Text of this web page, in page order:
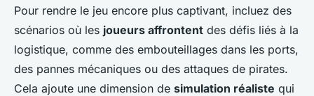
Pour rendre le jeu encore plus captivant, incluez des
scénarios où les joueurs affrontent des défis liés à la
logistique, comme des embouteillages dans les ports,
des pannes mécaniques ou des attaques de pirates.
Cela ajoute une dimension de simulation réaliste qui